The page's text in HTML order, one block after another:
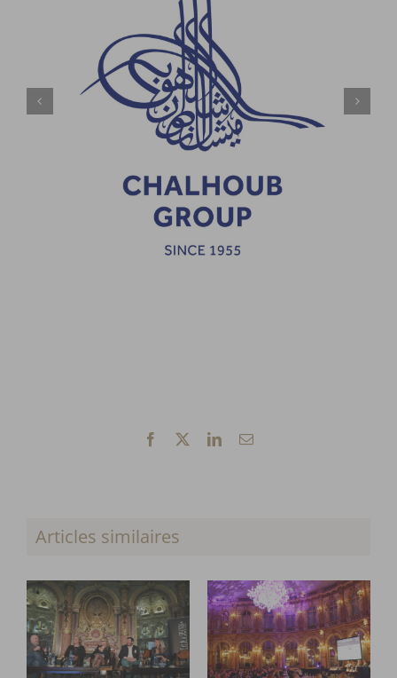
Facebook LinkedInEmail
Articles similaires